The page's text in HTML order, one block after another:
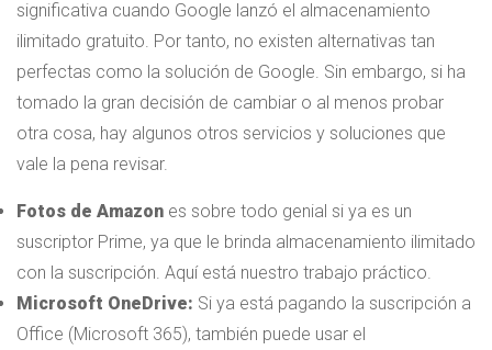
significativa cuando Google lanzó el almacenamiento
ilimitado gratuito. Por tanto, no existen alternativas tan
perfectas como la solución de Google. Sin embargo, si ha
tomado la gran decisión de cambiar o al menos probar
otra cosa, hay algunos otros servicios y soluciones que
vale la pena revisar.
Fotos de Amazon es sobre todo genial si ya es un
suscriptor Prime, ya que le brinda almacenamiento ilimitado
con la suscripción. Aquí está nuestro trabajo práctico.
Microsoft OneDrive: Si ya está pagando la suscripción a
Office (Microsoft 365), también puede usar el